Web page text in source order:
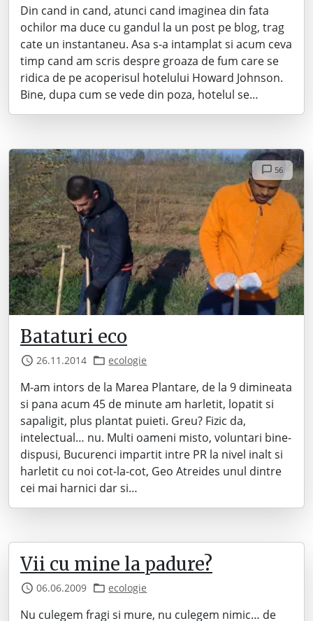
Din cand in cand, atunci cand imaginea din fata
ochilor ma duce cu gandul la un post pe blog, trag
cate un instantaneu. Asa s-a intamplat si acum ceva
timp cand am scris despre groaza de fum care se
ridica de pe acoperisul hotelului Howard Johnson.
Bine, dupa cum se vede din poza, hotelul se…
56
Bataturi eco
26.11.2014 ecologie
M-am intors de la Marea Plantare, de la 9 dimineata
si pana acum 45 de minute am harletit, lopatit si
sapaligit, plus plantat puieti. Greu? Fizic da,
intelectual… nu. Multi oameni misto, voluntari bine-
dispusi, Bucurenci impartit intre PR la nivel inalt si
harletit cu noi cot-la-cot, Geo Atreides unul dintre
cei mai harnici dar si…
Vii cu mine la padure?
06.06.2009 ecologie
Nu culegem fragi si mure, nu culegem nimic… de